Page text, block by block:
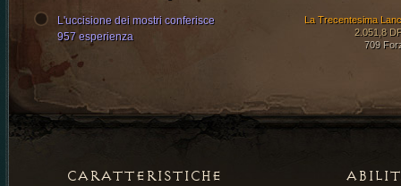
La Trecentesima
2.051,8
709
L'uccisione dei mostri conferisce
957 esperienza
CARATTERISTICHE